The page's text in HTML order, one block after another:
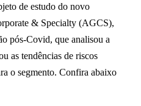
de estudo do novo
& Specialty (AGCS),
pós-Covid, que analisou a
as tendências de riscos
o segmento. Confira abaixo